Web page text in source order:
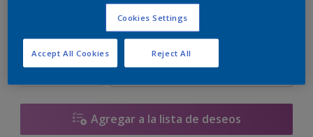
4 L
Cantidad Calculadora de pintura
Calcular
Agregar a la lista de deseos
Cookies Settings
Reject All
Accept All Cookies